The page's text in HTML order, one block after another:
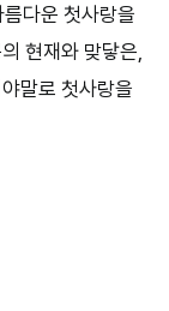
다운 첫사랑을
현재와 맞닿은,
말로 첫사랑을